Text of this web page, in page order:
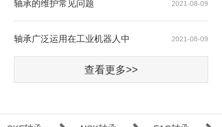
轴承的维护常见问题 2021-08-09
​轴承广泛运用在工业机器人中 2021-08-09
查看更多>>